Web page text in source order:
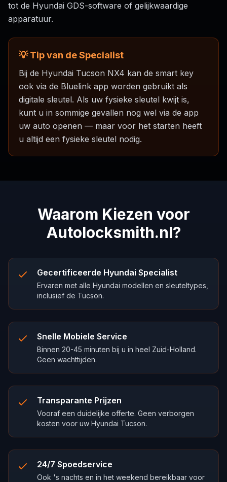
tot de Hyundai GDS-software of gelijkwaardige
apparatuur.
💡 Tip van de Specialist
Bij de Hyundai Tucson NX4 kan de smart key
ook via de Bluelink app worden gebruikt als
digitale sleutel. Als uw fysieke sleutel kwijt is,
kunt u in sommige gevallen nog wel via de app
uw auto openen — maar voor het starten heeft
u altijd een fysieke sleutel nodig.
Waarom Kiezen voor
Autolocksmith.nl?
Gecertificeerde Hyundai Specialist
Ervaren met alle Hyundai modellen en sleuteltypes,
inclusief de Tucson.
Snelle Mobiele Service
Binnen 20-45 minuten bij u in heel Zuid-Holland.
Geen wachttijden.
Transparante Prijzen
Vooraf een duidelijke offerte. Geen verborgen
kosten voor uw Hyundai Tucson.
24/7 Spoedservice
Ook 's nachts en in het weekend bereikbaar voor